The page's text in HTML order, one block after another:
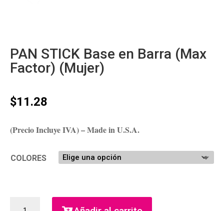
PAN STICK Base en Barra (Max
Factor) (Mujer)
$11.28
(Precio Incluye IVA) – Made in U.S.A.
COLORES